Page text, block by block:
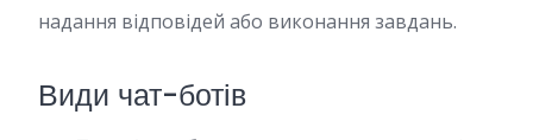
надання відповідей або виконання завдань.
Види чат-ботів